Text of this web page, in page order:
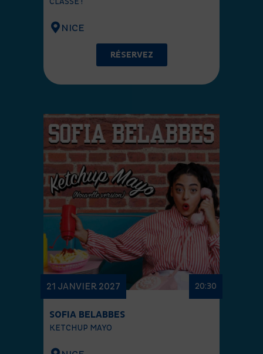
NICE
RÉSERVEZ
21 JANVIER 2027 20:30
SOFIA BELABBES
KETCHUP MAYO